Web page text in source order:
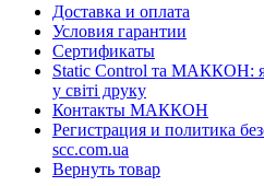
Доставка и оплата
Условия гарантии
Сертификаты
Static Control та МАККОН:
у світі друку
Контакты МАККОН
Регистрация и политика
scc.com.ua
Вернуть товар